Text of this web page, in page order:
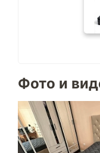
Фото и